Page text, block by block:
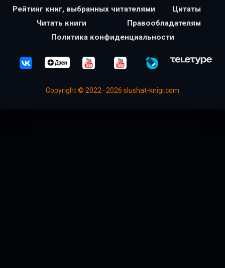
Рейтинг книг, выбранных читателями
Цитаты
Читать книги
Правообладателям
Политика конфиденциальности
Copyright © 2022–2026 slushat-knigi.com